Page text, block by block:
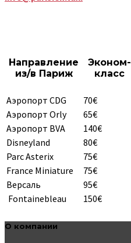
Направление
из/в Париж
Эконом-
класс
Аэропорт CDG 70€
Аэропорт Orly
65€
Аэропорт BVA
140€
Disneyland
80€
Parc Asterix
75€
France Miniature
75€
Версаль
95€
Fontainebleau
150€
О компании